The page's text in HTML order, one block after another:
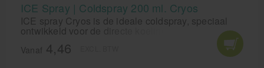
ICE Spray | Coldspray 200 ml. Cryos
ICE spray Cryos is de ideale coldspray, speciaal
ontwikkeld voor de directe koeling van de huid bij
verrekkingen, zwellingen en insectenbeten. Cryos
coldspray verlicht onmiddellijk de pijn. ICE spray
Vanaf 4,46